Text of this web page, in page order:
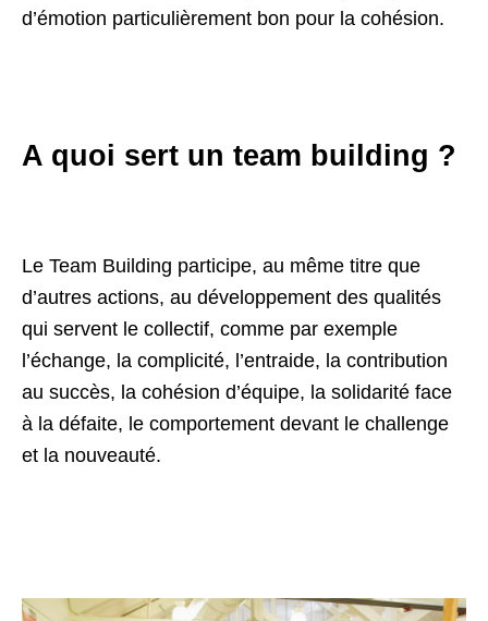
d’émotion particulièrement bon pour la cohésion.
A quoi sert un team building ?
Le Team Building participe, au même titre que
d’autres actions, au développement des qualités
qui servent le collectif, comme par exemple
l’échange, la complicité, l’entraide, la contribution
au succès, la cohésion d’équipe, la solidarité face
à la défaite, le comportement devant le challenge
et la nouveauté.